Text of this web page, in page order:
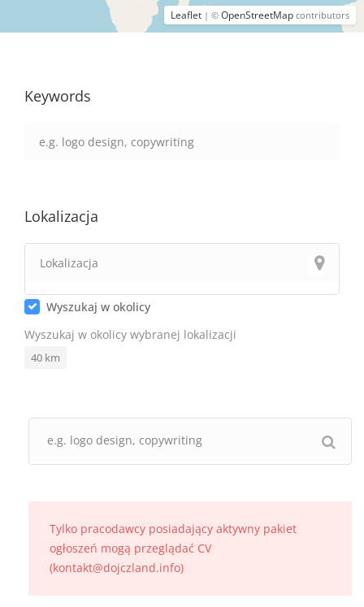
Leaflet | © OpenStreetMap contributors
Keywords
Lokalizacja
Wyszukaj w okolicy
Wyszukaj w okolicy wybranej lokalizacji
40 km
Tylko pracodawcy posiadający aktywny pakiet
ogłoszeń mogą przeglądać CV
(kontakt@dojczland.info)